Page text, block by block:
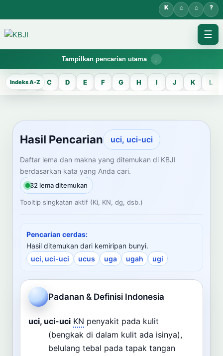
☰
Tampilkan pencarian utama
KBJI WORKSPACE
Hasil Pencarian
Temukan lema Jawa dan maknanya dalam bahasa Indonesia saat
mengelola data Kamus Bahasa Jawa-Indonesia.
CARI LEMA JAWA
Masukkan kata Jawa
Dashboard Pencarian
A B C D E F G H I J K L
Hasil Pencarian uci, uci-uci
Daftar lema dan makna yang ditemukan di KBJI
berdasarkan kata yang Anda cari.
32 lema ditemukan
Tooltip singkatan aktif (Ki, KN, dg, dsb.)
Pencarian cerdas:
Hasil ditemukan dari kemiripan bunyi.
uci, uci-uci
ucus uga ugah ugi
Padanan & Definisi Indonesia
uci, uci-uci KN penyakit pada kulit
(bengkak di dalam kulit ada isinya),
belulang tebal pada tapak tangan